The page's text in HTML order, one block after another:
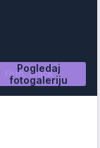
Pogledaj
fotogaleriju
Foto: Black